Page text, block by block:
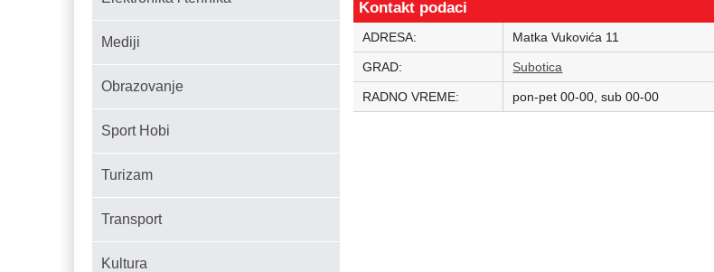
Kontakt podaci
ADRESA: Matka Vukovića 11
GRAD: Subotica
RADNO VREME: pon-pet 00-00, sub 00-00
Mediji
Obrazovanje
Sport Hobi
Turizam
Transport
Kultura